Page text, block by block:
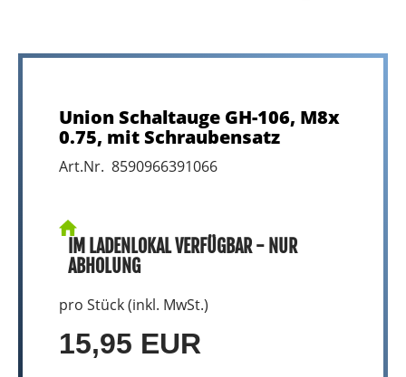
Union Schaltauge GH-106, M8x
0.75, mit Schraubensatz
Art.Nr. 8590966391066
IM LADENLOKAL VERFÜGBAR - NUR
ABHOLUNG
pro Stück (inkl. MwSt.)
15,95 EUR